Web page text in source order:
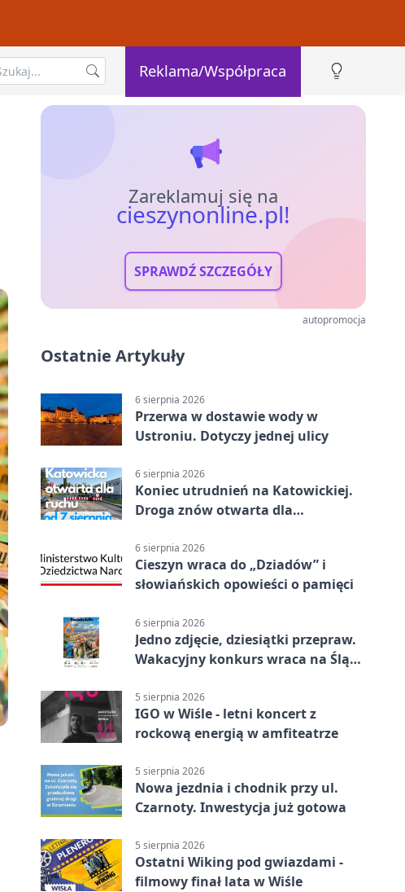
Reklama/Współpraca
Zareklamuj się na
cieszynonline.pl!
SPRAWDŹ SZCZEGÓŁY
autopromocja
Ostatnie Artykuły
6 sierpnia 2026
Przerwa w dostawie wody w
Ustroniu. Dotyczy jednej ulicy
6 sierpnia 2026
Koniec utrudnień na Katowickiej.
Droga znów otwarta dla
6 sierpnia 2026
Cieszyn wraca do „Dziadów” i
słowiańskich opowieści o pamięci
6 sierpnia 2026
Jedno zdjęcie, dziesiątki przepraw.
Wakacyjny konkurs wraca na Śląsk
5 sierpnia 2026
IGO w Wiśle - letni koncert z
rockową energią w amfiteatrze
5 sierpnia 2026
Nowa jezdnia i chodnik przy ul.
Czarnoty. Inwestycja już gotowa
5 sierpnia 2026
Ostatni Wiking pod gwiazdami -
filmowy finał lata w Wiśle